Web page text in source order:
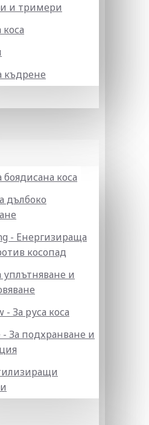
и тримери
къдрене
боядисана коса
дълбоко
- Енергизираща
косопад
уплътняване и
- За руса коса
За подхранване и